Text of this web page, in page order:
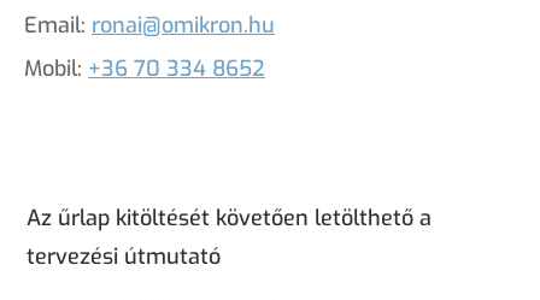
Email: ronai@omikron.hu
Mobil: +36 70 334 8652
Az űrlap kitöltését követően letölthető a
tervezési útmutató